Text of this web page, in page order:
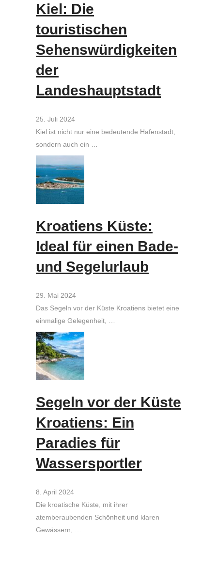
Kiel: Die
touristischen
Sehenswürdigkeiten
der
Landeshauptstadt
25. Juli 2024
Kiel ist nicht nur eine bedeutende Hafenstadt,
sondern auch ein …
Kroatiens Küste:
Ideal für einen Bade-
und Segelurlaub
29. Mai 2024
Das Segeln vor der Küste Kroatiens bietet eine
einmalige Gelegenheit, …
Segeln vor der Küste
Kroatiens: Ein
Paradies für
Wassersportler
8. April 2024
Die kroatische Küste, mit ihrer
atemberaubenden Schönheit und klaren
Gewässern, …